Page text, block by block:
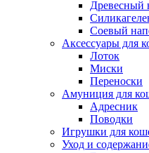
Древесный
Соевый
Аксессуары для
Лоток
Миски
Переноски
Амуниция для
Адресник
Поводки
Игрушки для
Уход и